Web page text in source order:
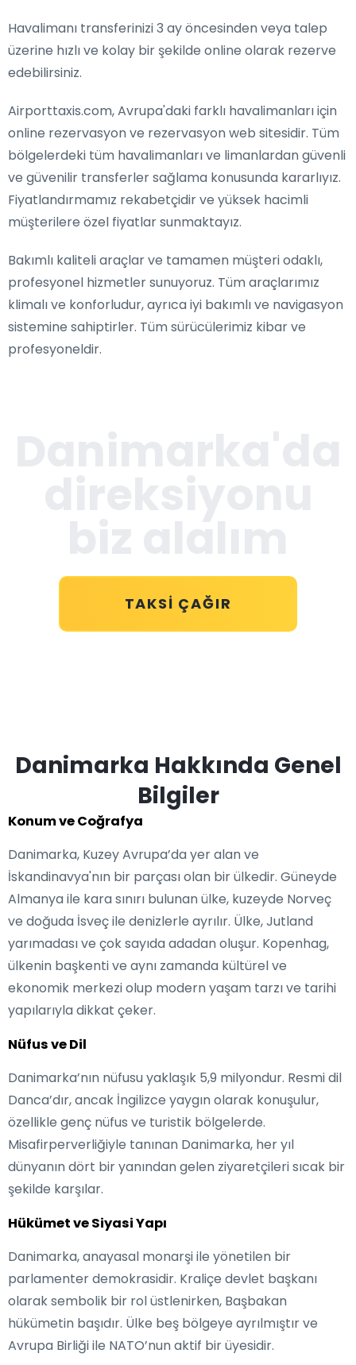
Havalimanı transferinizi 3 ay öncesinden veya talep
üzerine hızlı ve kolay bir şekilde online olarak rezerve
edebilirsiniz.
Airporttaxis.com, Avrupa'daki farklı havalimanları için
online rezervasyon ve rezervasyon web sitesidir. Tüm
bölgelerdeki tüm havalimanları ve limanlardan güvenli
ve güvenilir transferler sağlama konusunda kararlıyız.
Fiyatlandırmamız rekabetçidir ve yüksek hacimli
müşterilere özel fiyatlar sunmaktayız.
Bakımlı kaliteli araçlar ve tamamen müşteri odaklı,
profesyonel hizmetler sunuyoruz. Tüm araçlarımız
klimalı ve konforludur, ayrıca iyi bakımlı ve navigasyon
sistemine sahiptirler. Tüm sürücülerimiz kibar ve
profesyoneldir.
TAKSI ÇAĞIR
Danimarka Hakkında Genel
Bilgiler
Konum ve Coğrafya
Danimarka, Kuzey Avrupa’da yer alan ve
İskandinavya'nın bir parçası olan bir ülkedir. Güneyde
Almanya ile kara sınırı bulunan ülke, kuzeyde Norveç
ve doğuda İsveç ile denizlerle ayrılır. Ülke, Jutland
yarımadası ve çok sayıda adadan oluşur. Kopenhag,
ülkenin başkenti ve aynı zamanda kültürel ve
ekonomik merkezi olup modern yaşam tarzı ve tarihi
yapılarıyla dikkat çeker.
Nüfus ve Dil
Danimarka’nın nüfusu yaklaşık 5,9 milyondur. Resmi dil
Danca’dır, ancak İngilizce yaygın olarak konuşulur,
özellikle genç nüfus ve turistik bölgelerde.
Misafirperverliğiyle tanınan Danimarka, her yıl
dünyanın dört bir yanından gelen ziyaretçileri sıcak bir
şekilde karşılar.
Hükümet ve Siyasi Yapı
Danimarka, anayasal monarşi ile yönetilen bir
parlamenter demokrasidir. Kraliçe devlet başkanı
olarak sembolik bir rol üstlenirken, Başbakan
hükümetin başıdır. Ülke beş bölgeye ayrılmıştır ve
Avrupa Birliği ile NATO’nun aktif bir üyesidir.